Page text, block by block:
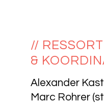
//
&
Alexander Kast
Marc Rohrer